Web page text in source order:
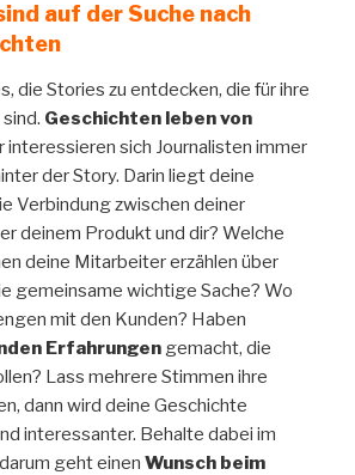
auf der Suche nach
die Stories zu entdecken, die für ihre
Geschichten leben von
interessieren sich Journalisten immer
der Story. Darin liegt deine
Verbindung zwischen deiner
deinem Produkt und dir? Welche
deine Mitarbeiter erzählen über
gemeinsame wichtige Sache? Wo
mit den Kunden? Haben
Erfahrungen gemacht, die
Lass mehrere Stimmen ihre
dann wird deine Geschichte
interessanter. Behalte dabei im
geht einen Wunsch beim